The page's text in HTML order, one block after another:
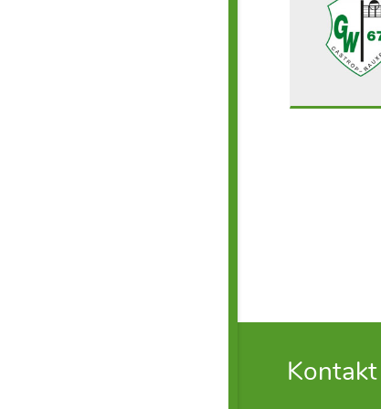
Kontakt